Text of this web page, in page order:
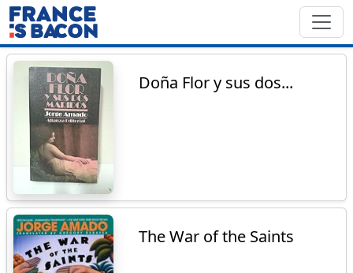
Doña Flor y sus dos...
The War of the Saints